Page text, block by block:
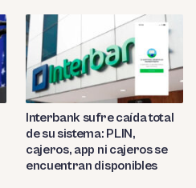
Interbank sufre caída total
de su sistema: PLIN,
cajeros, app ni cajeros se
encuentran disponibles